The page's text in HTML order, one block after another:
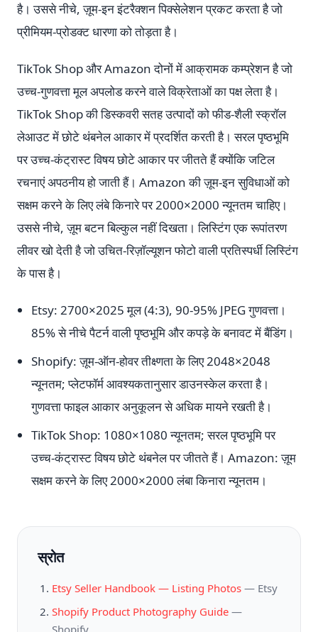
है। उससे नीचे, ज़ूम-इन इंटरैक्शन पिक्सेलेशन प्रकट करता है जो
प्रीमियम-प्रोडक्ट धारणा को तोड़ता है।
TikTok Shop और Amazon दोनों में आक्रामक कम्प्रेशन है जो
उच्च-गुणवत्ता मूल अपलोड करने वाले विक्रेताओं का पक्ष लेता है।
TikTok Shop की डिस्कवरी सतह उत्पादों को फीड-शैली स्क्रॉल
लेआउट में छोटे थंबनेल आकार में प्रदर्शित करती है। सरल पृष्ठभूमि
पर उच्च-कंट्रास्ट विषय छोटे आकार पर जीतते हैं क्योंकि जटिल
रचनाएं अपठनीय हो जाती हैं। Amazon की ज़ूम-इन सुविधाओं को
सक्षम करने के लिए लंबे किनारे पर 2000×2000 न्यूनतम चाहिए।
उससे नीचे, ज़ूम बटन बिल्कुल नहीं दिखता। लिस्टिंग एक रूपांतरण
लीवर खो देती है जो उचित-रिज़ॉल्यूशन फोटो वाली प्रतिस्पर्धी लिस्टिंग
के पास है।
Etsy: 2700×2025 मूल (4:3), 90-95% JPEG गुणवत्ता।
85% से नीचे पैटर्न वाली पृष्ठभूमि और कपड़े के बनावट में बैंडिंग।
Shopify: ज़ूम-ऑन-होवर तीक्ष्णता के लिए 2048×2048
न्यूनतम; प्लेटफॉर्म आवश्यकतानुसार डाउनस्केल करता है।
गुणवत्ता फाइल आकार अनुकूलन से अधिक मायने रखती है।
TikTok Shop: 1080×1080 न्यूनतम; सरल पृष्ठभूमि पर
उच्च-कंट्रास्ट विषय छोटे थंबनेल पर जीतते हैं। Amazon: ज़ूम
सक्षम करने के लिए 2000×2000 लंबा किनारा न्यूनतम।
स्रोत
Etsy Seller Handbook — Listing Photos — Etsy
Shopify Product Photography Guide —
Shopify